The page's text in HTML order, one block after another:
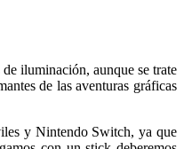
iluminación, aunque se trate
de las aventuras gráficas
y Nintendo Switch, ya que